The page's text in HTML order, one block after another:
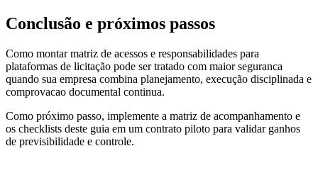
Conclusão e próximos passos
Como montar matriz de acessos e responsabilidades para
plataformas de licitação pode ser tratado com maior seguranca
quando sua empresa combina planejamento, execução disciplinada e
comprovacao documental continua.
Como próximo passo, implemente a matriz de acompanhamento e
os checklists deste guia em um contrato piloto para validar ganhos
de previsibilidade e controle.